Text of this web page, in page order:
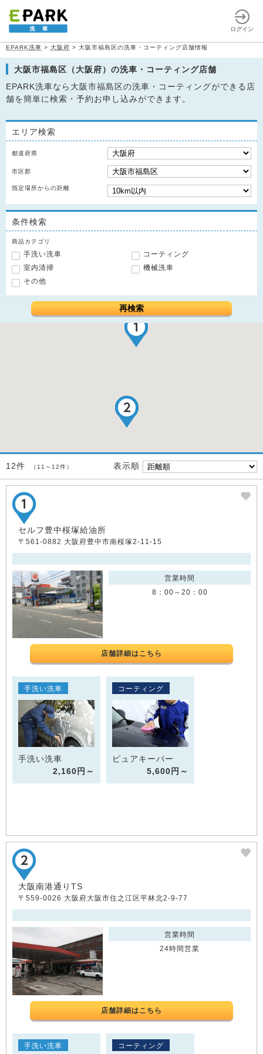
ログイン
EPARK洗車 > 大阪府 > 大阪市福島区の洗車・コーティング店舗情報
大阪市福島区（大阪府）の洗車・コーティング店舗
EPARK洗車なら大阪市福島区の洗車・コーティングができる店
舗を簡単に検索・予約お申し込みができます。
エリア検索
都道府県
市区郡
指定場所からの距離
条件検索
商品カテゴリ
手洗い洗車
コーティング
室内清掃
機械洗車
その他
再検索
12件 （11～12件） 表示順
セルフ豊中桜塚給油所
〒561-0882 大阪府豊中市南桜塚2-11-15
営業時間
8：00～20：00
店舗詳細はこちら
手洗い洗車
手洗い洗車
2,160円～
コーティング
ピュアキーパー
5,600円～
大阪南港通りTS
〒559-0026 大阪府大阪市住之江区平林北2-9-77
営業時間
24時間営業
店舗詳細はこちら
手洗い洗車 コーティング